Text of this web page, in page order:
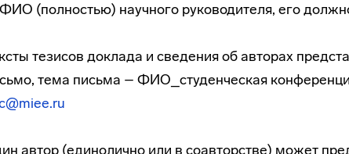
ФИО (полностью) научного руководителя, его
тезисов доклада и сведения об авторах
тема письма – ФИО_студенческая
автор (единолично или в соавторстве) может